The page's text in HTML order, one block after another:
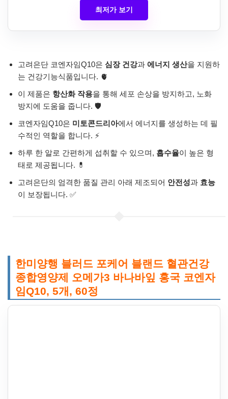
최저가 보기
고려은단 코엔자임Q10은 심장 건강과 에너지 생산을 지원하
는 건강기능식품입니다. 🫀
이 제품은 항산화 작용을 통해 세포 손상을 방지하고, 노화
방지에 도움을 줍니다. 🛡️
코엔자임Q10은 미토콘드리아에서 에너지를 생성하는 데 필
수적인 역할을 합니다. ⚡
하루 한 알로 간편하게 섭취할 수 있으며, 흡수율이 높은 형
태로 제공됩니다. 💊
고려은단의 엄격한 품질 관리 아래 제조되어 안전성과 효능
이 보장됩니다. ✅
한미양행 블러드 포케어 블랜드 혈관건강
종합영양제 오메가3 바나바잎 홍국 코엔자
임Q10, 5개, 60정